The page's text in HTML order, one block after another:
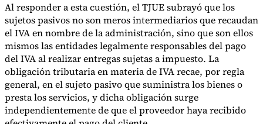
Al responder a esta cuestión, el TJUE subrayó que los
sujetos pasivos no son meros intermediarios que recaudan
el IVA en nombre de la administración, sino que son ellos
mismos las entidades legalmente responsables del pago
del IVA al realizar entregas sujetas a impuesto. La
obligación tributaria en materia de IVA recae, por regla
general, en el sujeto pasivo que suministra los bienes o
presta los servicios, y dicha obligación surge
independientemente de que el proveedor haya recibido